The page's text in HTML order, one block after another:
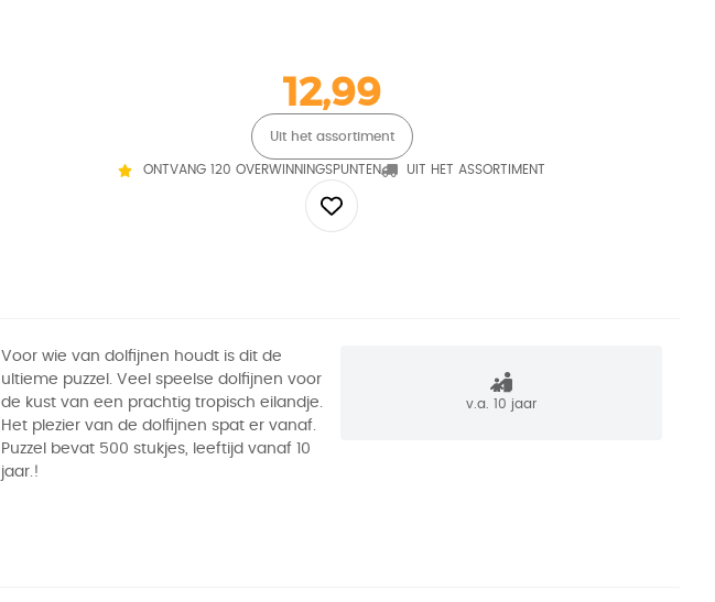
12,99
Uit het assortiment
ONTVANG 120 OVERWINNINGSPUNTEN UIT HET ASSORTIMENT
Voor wie van dolfijnen houdt is dit de
ultieme puzzel. Veel speelse dolfijnen voor
de kust van een prachtig tropisch eilandje.
Het plezier van de dolfijnen spat er vanaf.
Puzzel bevat 500 stukjes, leeftijd vanaf 10
jaar.!
v.a. 10 jaar